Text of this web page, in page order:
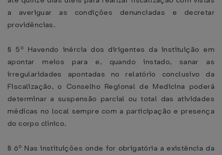
a averiguar as condições denunciadas e decretar
providências.
§ 5º Havendo inércia dos dirigentes da instituição em
apontar meios para e, quando instado, sanar as
irregularidades apontadas no relatório conclusivo da
Fiscalização, o Conselho Regional de Medicina poderá
determinar a suspensão parcial ou total das atividades
médicas no local sempre com a participação e presença
do corpo clínico.
§ 6º Nas instituições onde for obrigatória a existência da